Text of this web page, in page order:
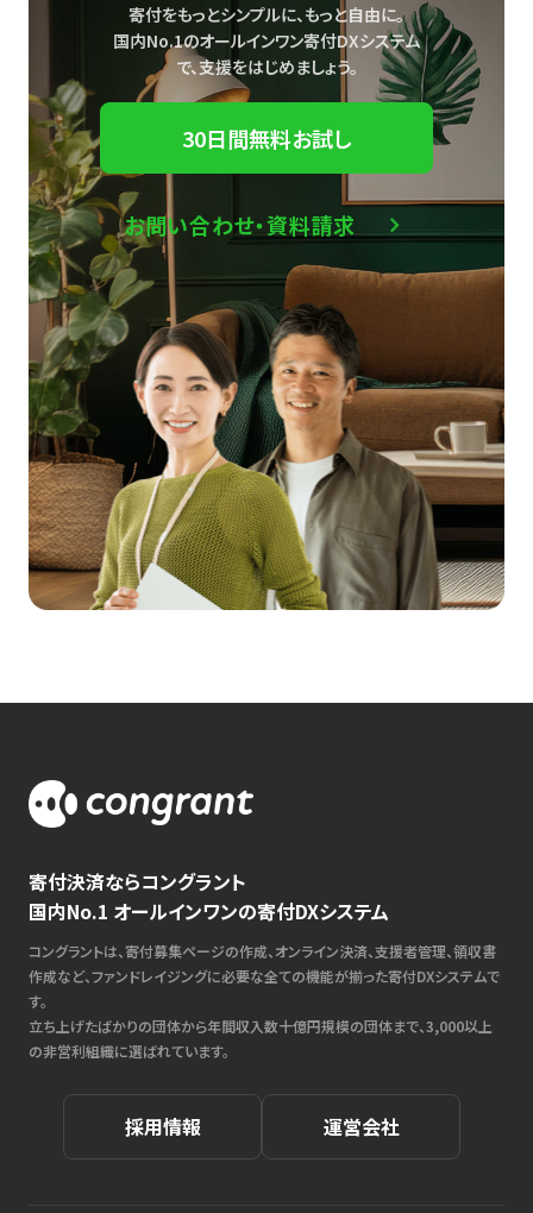
寄付をもっとシンプルに、もっと自由に。
国内No.1のオールインワン寄付DXシステム
で、支援をはじめましょう。
30日間無料お試し
お問い合わせ・資料請求
寄付決済ならコングラント
国内No.1 オールインワンの寄付DXシステム
コングラントは、寄付募集ページの作成、オンライン決済、支援者管理、領収書
作成など、ファンドレイジングに必要な全ての機能が揃った寄付DXシステムで
す。
立ち上げたばかりの団体から年間収入数十億円規模の団体まで、3,000以上
の非営利組織に選ばれています。
採用情報 運営会社